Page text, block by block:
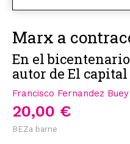
Marx a
En el
autor de El capital
Francisco Fernandez Buey
20,00 €
BEZa barne